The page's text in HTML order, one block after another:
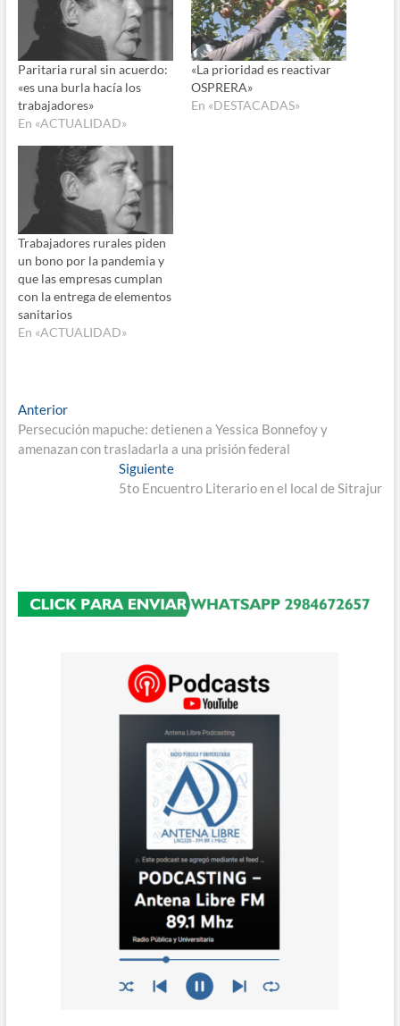
Paritaria rural sin acuerdo:
«es una burla hacía los
trabajadores»
En «ACTUALIDAD»
«La prioridad es reactivar
OSPRERA»
En «DESTACADAS»
Trabajadores rurales piden
un bono por la pandemia y
que las empresas cumplan
con la entrega de elementos
sanitarios
En «ACTUALIDAD»
Navegación
de
AnteriorEntrada
anterior:
Persecución mapuche: detienen a Yessica Bonnefoy y
amenazan con trasladarla a una prisión federal
SiguienteEntrada
siguiente:
5to Encuentro Literario en el local de Sitrajur